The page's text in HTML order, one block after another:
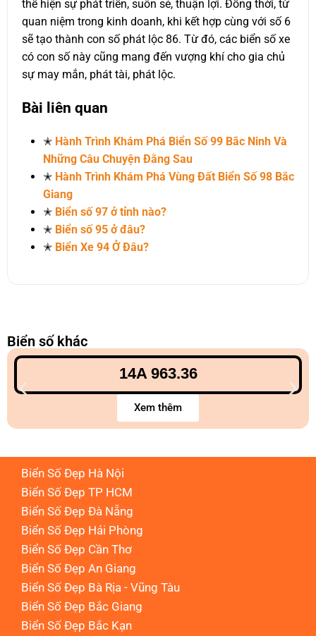
thể hiện sự phát triển, suôn sẻ, thuận lợi. Đồng thời, từ
quan niệm trong kinh doanh, khi kết hợp cùng với số 6
sẽ tạo thành con số phát lộc 86. Từ đó, các biển số xe
có con số này cũng mang đến vượng khí cho gia chủ
sự may mắn, phát tài, phát lộc.
Bài liên quan
✭ Hành Trình Khám Phá Biển Số 99 Bắc Ninh Và
Những Câu Chuyện Đằng Sau
✭ Hành Trình Khám Phá Vùng Đất Biển Số 98 Bắc
Giang
✭ Biển số 97 ở tỉnh nào?
✭ Biển số 95 ở đâu?
✭ Biển Xe 94 Ở Đâu?
Biển số khác
14A 963.36
Xem thêm
Biển Số Đẹp Hà Nội
Biển Số Đẹp TP HCM
Biển Số Đẹp Đà Nẵng
Biển Số Đẹp Hải Phòng
Biển Số Đẹp Cần Thơ
Biển Số Đẹp An Giang
Biển Số Đẹp Bà Rịa - Vũng Tàu
Biển Số Đẹp Bắc Giang
Biển Số Đẹp Bắc Kạn